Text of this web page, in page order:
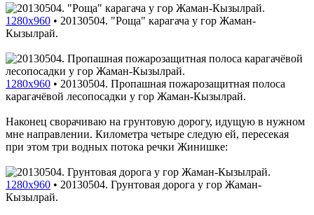
1280x960 • 20130504. "Роща" карагача у гор Жаман-
Кызылрай.
1280x960 • 20130504. Пропашная пожарозащитная полоса
карагачёвой лесопосадки у гор Жаман-Кызылрай.
Наконец сворачиваю на грунтовую дорогу, идущую в нужном
мне направлении. Километра четыре следую ей, пересекая
при этом три водных потока речки Жинишке:
1280x960 • 20130504. Грунтовая дорога у гор Жаман-
Кызылрай.